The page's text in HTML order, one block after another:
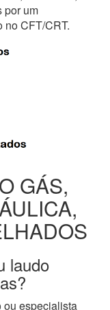
por um
CFT/CRT.
GÁS,
laudo
ou especialista